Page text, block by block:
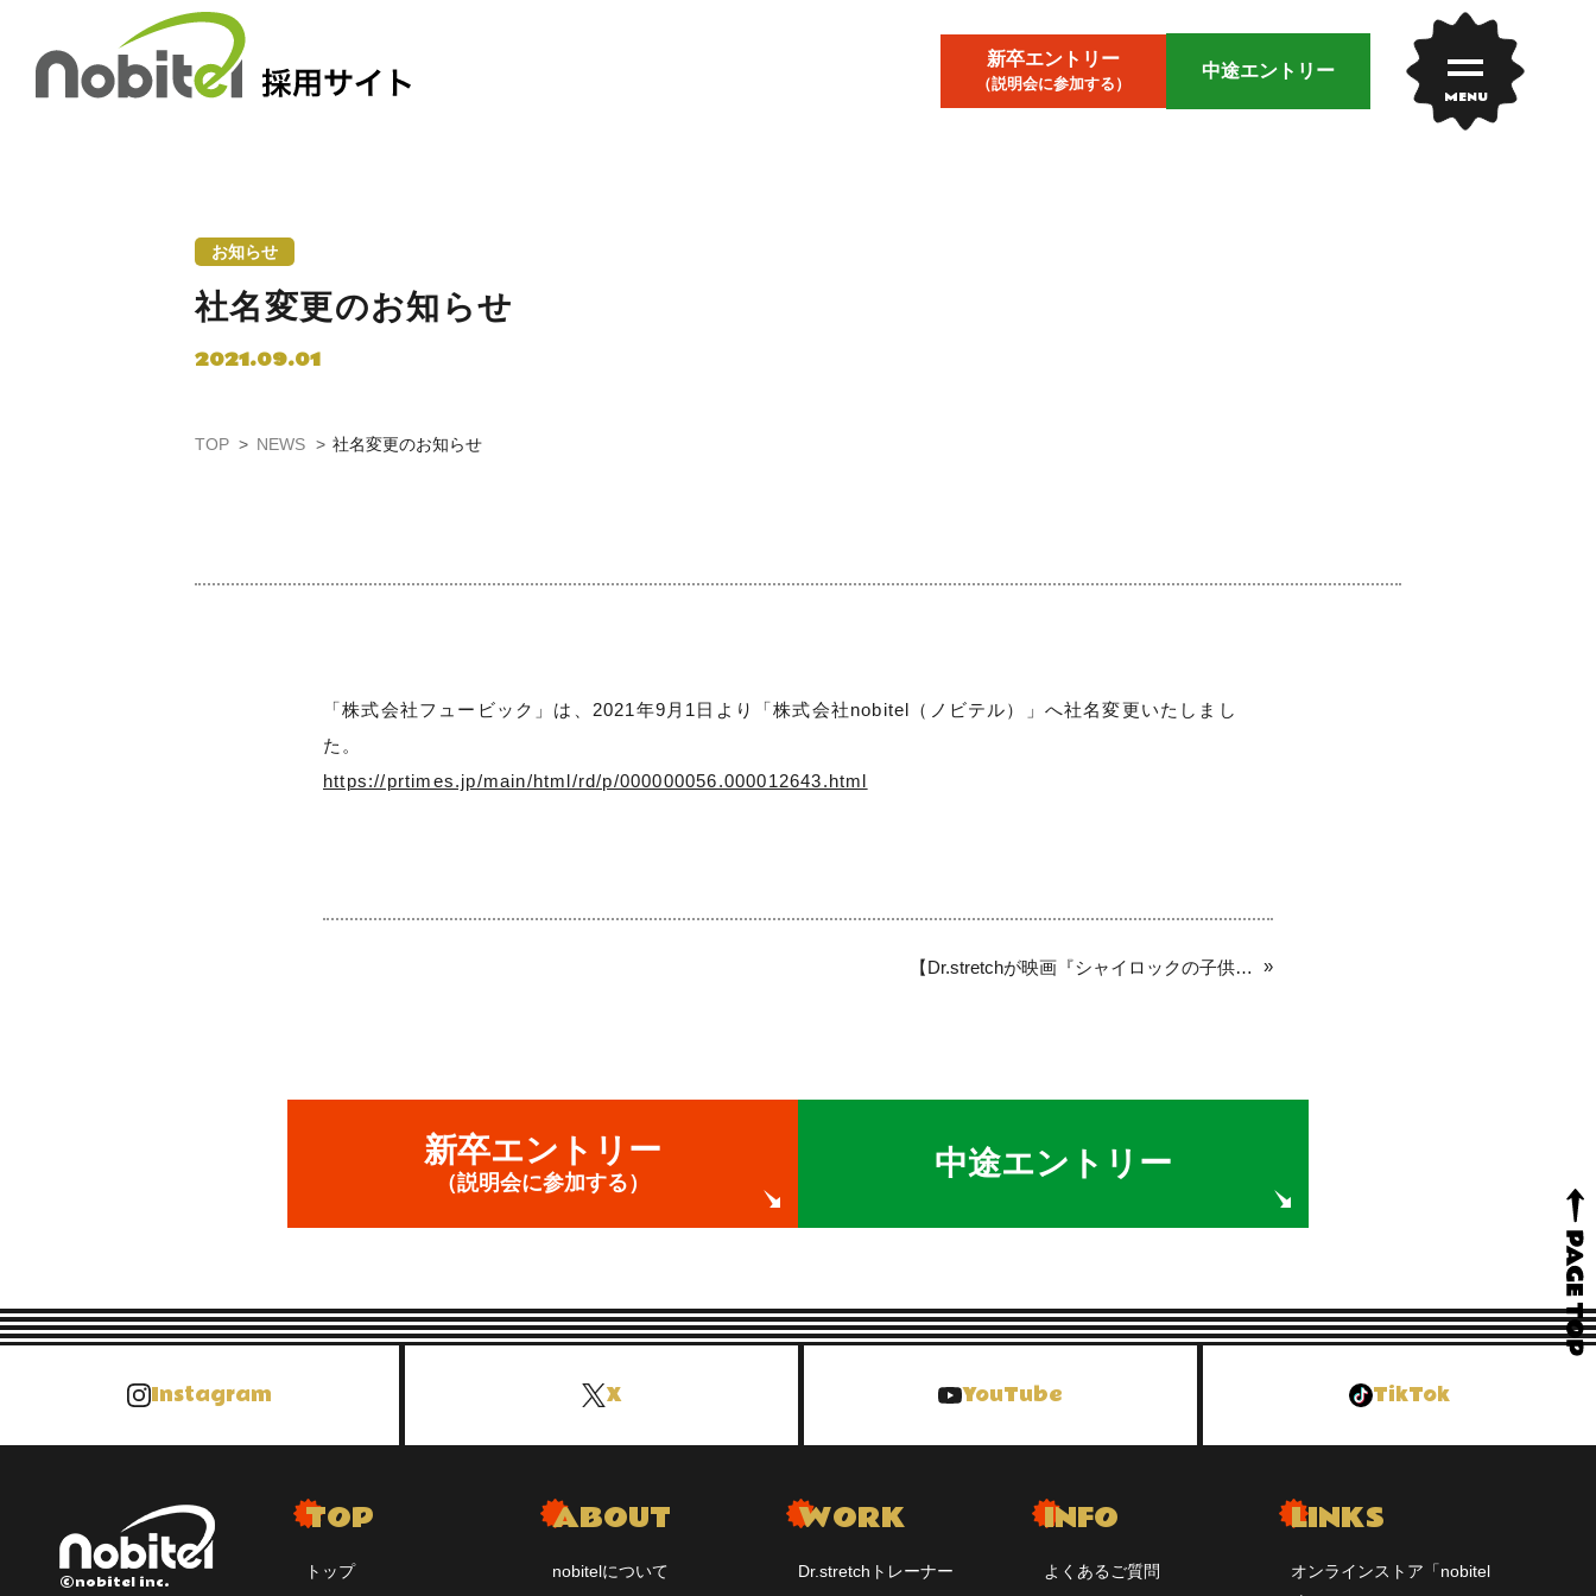
content
新卒エントリー
（説明会に参加する）
中途エントリー
MENU
お知らせ
社名変更のお知らせ
2021.09.01
TOP NEWS 社名変更のお知らせ
「株式会社フュービック」は、2021年9月1日より「株式会社nobitel（ノビテル）」へ社名変更いたしまし
た。
https://prtimes.jp/main/html/rd/p/000000056.000012643.html
【Dr.stretchが映画『シャイロックの子供たち』とタイアップしました】 »
新卒エントリー
（説明会に参加する）
中途エントリー
Instagram X YouTube TikTok
©nobitel inc.
TOP
トップ
ABOUT
nobitelについて
WORK
Dr.stretchトレーナー
INFO
よくあるご質問
LINKS
オンラインストア「nobitel